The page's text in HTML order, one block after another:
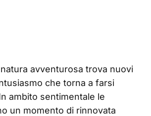
natura avventurosa trova nuovi
che torna a farsi
ambito sentimentale le
un momento di rinnovata